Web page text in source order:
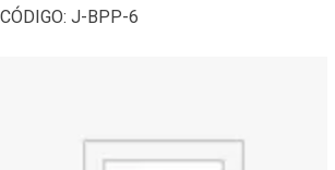
CÓDIGO: J-BPP-6